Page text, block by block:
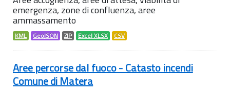
emergenza, zone di confluenza, aree
ammassamento
KML GeoJSON ZIP Excel XLSX CSV
Aree percorse dal fuoco - Catasto incendi
Comune di Matera